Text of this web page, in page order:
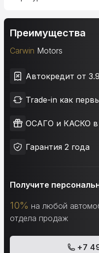
Преимущества
Carwin Motors
Автокредит от
Trade-in как
ОСАГО и КАСКО в
Гарантия 2 года
Получите
10% на любой
отдела продаж
+7